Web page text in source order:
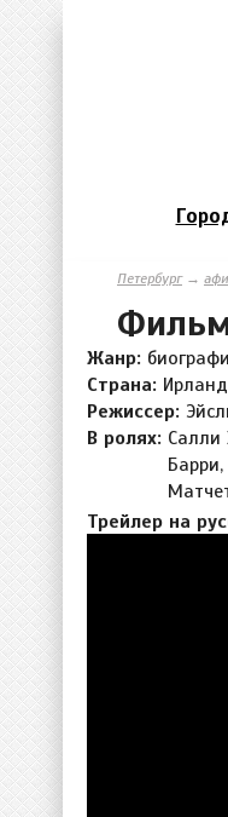
Петербург→
Жанр:
Страна:
Режиссер:
В ролях: Салли
Трейлер на